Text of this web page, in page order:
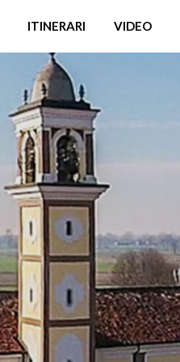
ITINERARI VIDEO